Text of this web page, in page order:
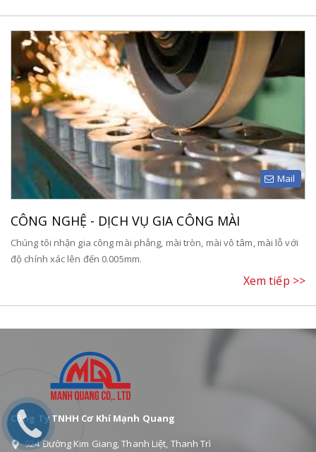
CÔNG NGHỆ - DỊCH VỤ GIA CÔNG MÀI
Chúng tôi nhận gia công mài phẳng, mài tròn, mài vô tâm, mài lỗ với
độ chính xác lên đến 0.005mm.
Xem tiếp >>
Công Ty TNHH Cơ Khí Mạnh Quang
924 Đường Kim Giang, Thanh Liệt, Thanh Trì
Mail